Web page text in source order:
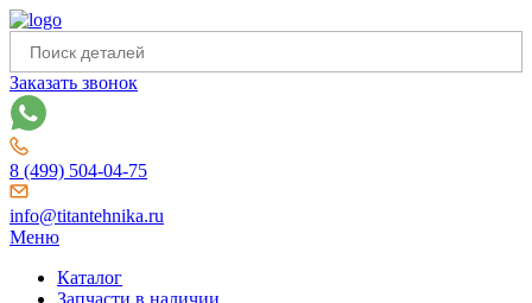
Заказать звонок
8 (499) 504-04-75
info@titantehnika.ru
Меню
Каталог
Запчасти в наличии